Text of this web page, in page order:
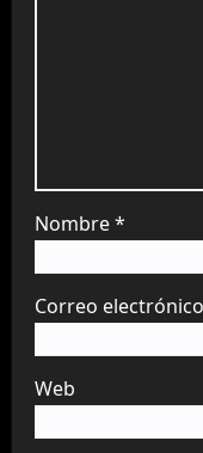
Nombre*
Correo electrónico
Web